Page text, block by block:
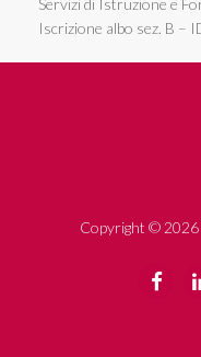
Servizi di Istruzione e
Iscrizione albo sez. B –
Copyright © 2026